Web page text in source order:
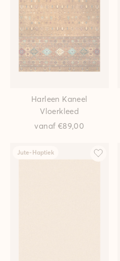
Harleen Kaneel
Vloerkleed
vanaf €89,00
Jute-Haptiek